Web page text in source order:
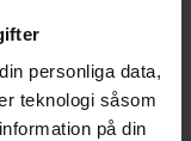
personliga data,
teknologi såsom
på din